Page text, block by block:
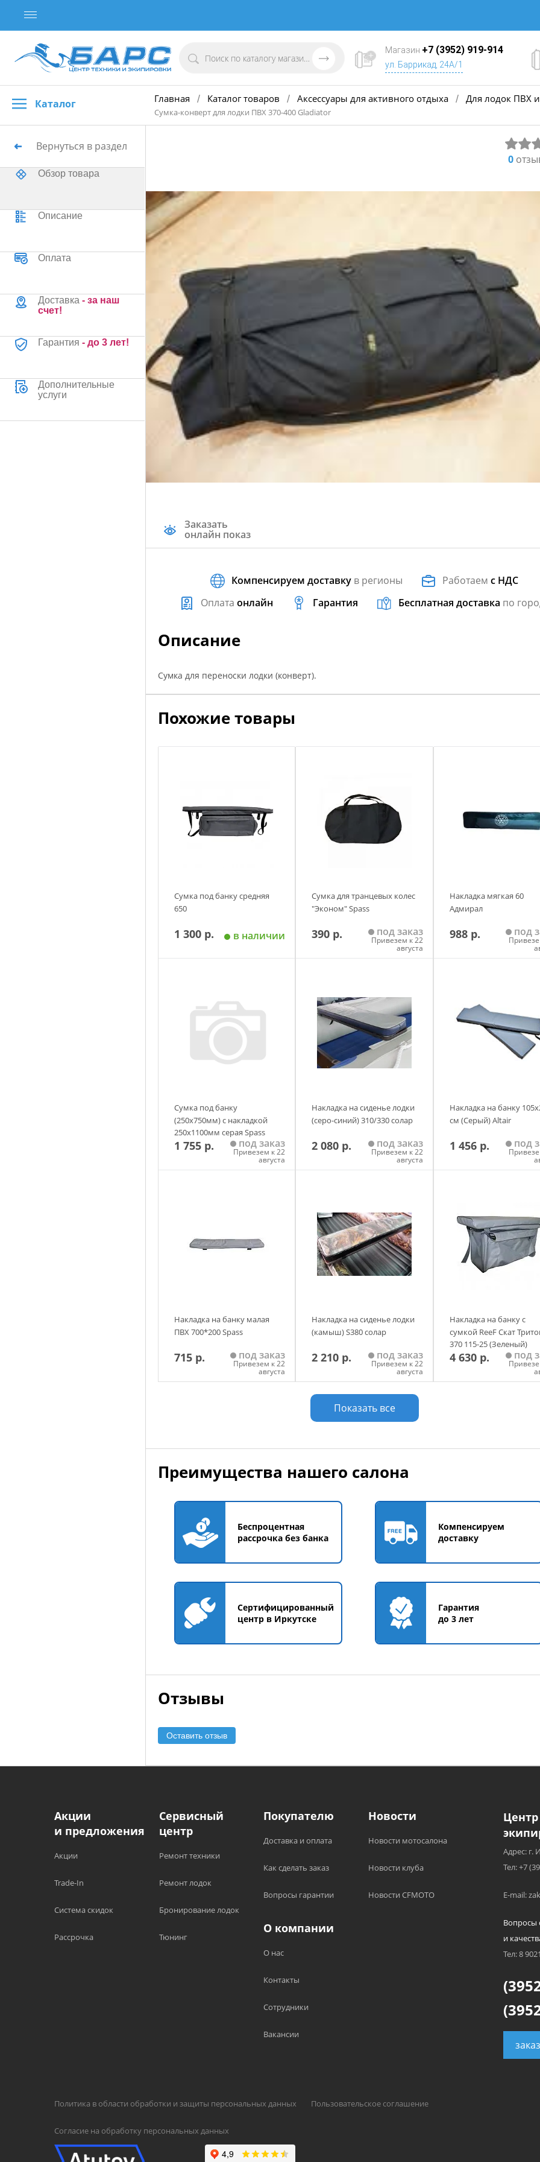
Магазин +7 (3952) 919-914
ул. Баррикад, 24А/1
Каталог Главная / Каталог товаров / Аксессуары для активного отдыха / Для лодок ПВХ
Сумка-конверт для лодки ПВХ 370-400 Gladiator
Вернуться в раздел
Обзор товара
Описание
Оплата
Доставка - за наш
счет!
Гарантия - до 3 лет!
Дополнительные
услуги
0
Заказать
онлайн показ
Компенсируем доставку в регионы Работаемс НДС
Оплата онлайн Гарантия Бесплатная доставка по
Описание
Сумка для переноски лодки (конверт).
Похожие товары
Сумка под банку средняя
650
1 300 р. в наличии
Сумка для транцевых колес
"Эконом" Spass
390 р. под заказ
Привезем к 22
августа
Накладка мягкая 60
Адмирал
988 р. под
Сумка под банку
(250х750мм) с накладкой
250х1100мм серая Spass
1 755 р. под заказ
Привезем к 22
августа
Накладка на сиденье лодки
(серо-синий) 310/330 солар
2 080 р. под заказ
Привезем к 22
августа
Накладка на банку
см (Серый) Altair
1 456 р. под
Накладка на банку малая
ПВХ 700*200 Spass
715 р. под заказ
Привезем к 22
августа
Накладка на сиденье лодки
(камыш) S380 солар
2 210 р. под заказ
Привезем к 22
августа
Добавить в корзину
Накладка на банку с
сумкой ReeF Скат
370 115-25 (Зеленый)
4 630 р. под
Показать все
Преимущества нашего салона
Беспроцентная
рассрочка без банка
Компенсируем
доставку
Сертифицированный
центр в Иркутске
Гарантия
до 3 лет
Отзывы
Оставить отзыв
Акции
и предложения
Акции
Trade-In
Система скидок
Рассрочка
Сервисный
центр
Ремонт техники
Ремонт лодок
Бронирование лодок
Тюнинг
Покупателю
Доставка и оплата
Как сделать заказ
Вопросы гарантии
Новости
Новости мотосалона
Новости клуба
Новости CFMOTO
О компании
О нас
Контакты
Сотрудники
Вакансии
Политика в области обработки и защиты персональных данных Пользовательское соглашение
Согласие на обработку персональных данных
Адрес: г.
Тел: +7
E-mail:
Вопросы
и
Тел: 8